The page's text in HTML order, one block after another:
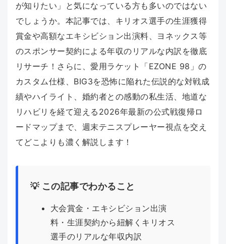
が知りたい」と気になっている方も多いのではない
でしょうか。本記事では、キリオス選手の生涯獲得
賞金や高額なエキシビション出演料、ヨネックス等
のスポンサー契約による年収のリアルな内訳を徹底
リサーチ！さらに、愛用ラケット「EZONE 98」の
カスタム仕様、BIG3を恐怖に陥れた伝説的な対戦成
績やハイライト、婚約者との感動の私生活、地道な
リハビリを経て迎える2026年最新の公式戦復帰ロ
ードマップまで、週末テニスプレーヤー視点を交え
てどこよりも濃く解説します！
💡 この記事でわかること
大会賞金・エキシビション出演
料・生涯契約から紐解くキリオス
選手のリアルな年収内訳